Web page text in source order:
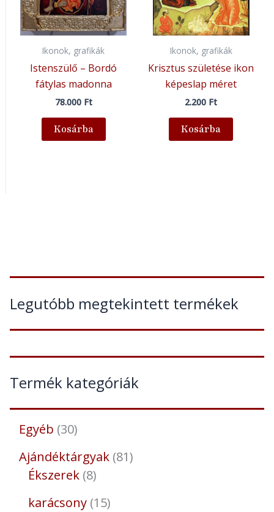
Legutóbb megtekintett termékek
Termék kategóriák
Egyéb 30
Ajándéktárgyak 81
Ékszerek 8
karácsony 15
Ikonok, grafikák
Istenszülő – Bordó
fátylas madonna
78.000 Ft
Kosárba
Ikonok, grafikák
Krisztus születése ikon
képeslap méret
2.200 Ft
Kosárba